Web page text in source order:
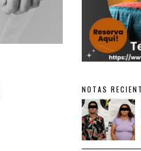
NOTAS